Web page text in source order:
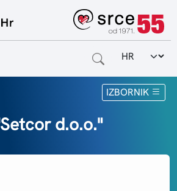
Odabir
IZBORNIK
krajnje korisniked.o.o."